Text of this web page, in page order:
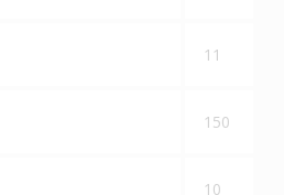
11
150
10